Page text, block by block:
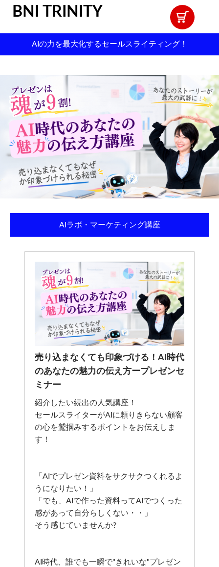
BNI TRINITY
AIの力を最大化するセールスライティング！
AIラボ・マーケティング講座
売り込まなくても印象づける！AI時代
のあなたの魅力の伝え方ープレゼンセ
ミナー
紹介したい続出の人気講座！
セールスライターがAIに頼りきらない顧客
の心を鷲掴みするポイントをお伝えしま
す！
「AIでプレゼン資料をサクサクつくれるよ
うになりたい！」
「でも、AIで作った資料ってAIでつくった
感があって自分らしくない・・」
そう感じていませんか?
AI時代、誰でも一瞬で"きれいな"プレゼン